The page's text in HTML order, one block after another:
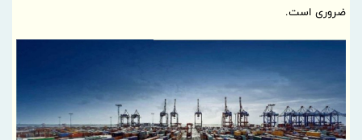
ضروری است.